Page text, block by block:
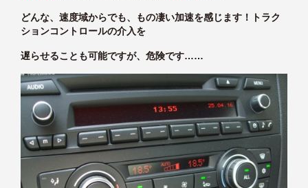
どんな、速度域からでも、もの凄い加速を感じます！トラク
ションコントロールの介入を
遅らせることも可能ですが、危険です……